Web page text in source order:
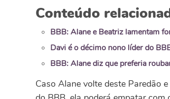
Conteúdo
BBB: Alane e Beatriz lamentam
Davi é o décimo nono líder do
BBB: Alane diz que preferia
Caso Alane volte deste Paredão